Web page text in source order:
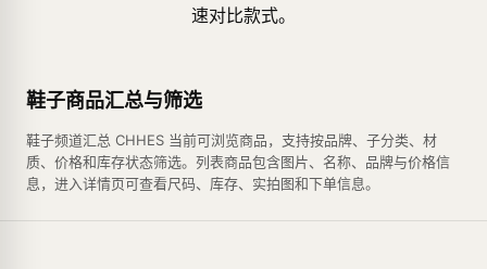
速对比款式。
鞋子商品汇总与筛选
鞋子频道汇总 CHHES 当前可浏览商品，支持按品牌、子分类、材
质、价格和库存状态筛选。列表商品包含图片、名称、品牌与价格信
息，进入详情页可查看尺码、库存、实拍图和下单信息。